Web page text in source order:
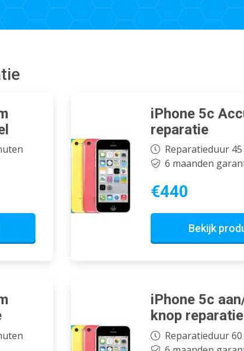
iPhone 5c
reparatie
Reparatieduur
6 maanden
€440
Bekijk
iPhone 5c
knop reparatie
Reparatieduur